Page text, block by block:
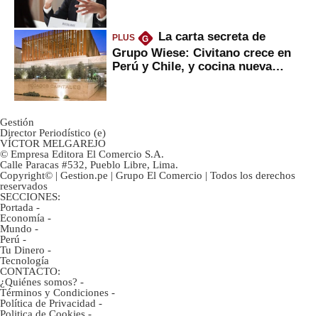
PLUS G
La carta secreta de
Grupo Wiese: Civitano crece en
Perú y Chile, y cocina nueva
Gestión
Director Periodístico (e)
VÍCTOR MELGAREJO
© Empresa Editora El Comercio S.A.
Calle Paracas #532, Pueblo Libre, Lima.
Copyright© | Gestion.pe | Grupo El Comercio | Todos los derechos
reservados
SECCIONES:
Portada -
Economía -
Mundo -
Perú -
Tu Dinero -
Tecnología
CONTACTO:
¿Quiénes somos? -
Términos y Condiciones -
Política de Privacidad -